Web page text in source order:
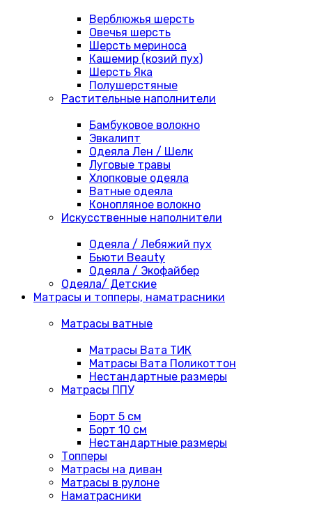
Верблюжья шерсть
Овечья шерсть
Шерсть мериноса
Кашемир (козий пух)
Шерсть Яка
Полушерстяные
Растительные наполнители
Бамбуковое волокно
Эвкалипт
Одеяла Лен / Шелк
Луговые травы
Хлопковые одеяла
Ватные одеяла
Конопляное волокно
Искусственные наполнители
Одеяла / Лебяжий пух
Бьюти Beauty
Одеяла / Экофайбер
Одеяла/ Детские
Матрасы и топперы, наматрасники
Матрасы ватные
Матрасы Вата ТИК
Матрасы Вата Поликоттон
Нестандартные размеры
Матрасы ППУ
Борт 5 см
Борт 10 см
Нестандартные размеры
Топперы
Матрасы на диван
Матрасы в рулоне
Наматрасники